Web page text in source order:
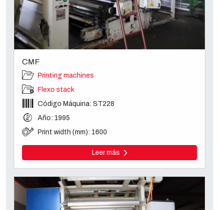
CMF
Printing machines
Flexo stack
Código Máquina: ST228
Año: 1995
Print width (mm): 1600
Leer más